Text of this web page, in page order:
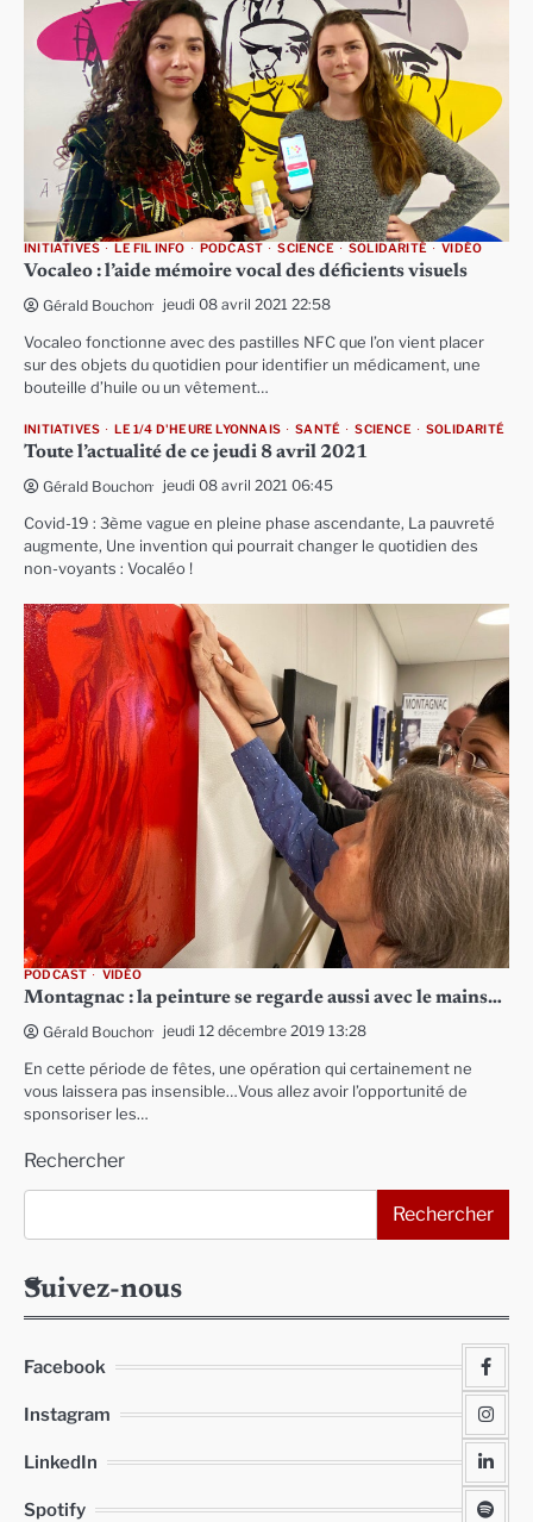
INITIATIVES LE FIL INFO PODCAST SCIENCE SOLIDARITÉ VIDÉO
Vocaleo : l’aide mémoire vocal des déficients visuels
Gérald Bouchon jeudi 08 avril 2021 22:58
Vocaleo fonctionne avec des pastilles NFC que l’on vient placer
sur des objets du quotidien pour identifier un médicament, une
bouteille d’huile ou un vêtement…
INITIATIVES LE 1/4 D'HEURE LYONNAIS SANTÉ SCIENCE SOLIDARITÉ
Toute l’actualité de ce jeudi 8 avril 2021
Gérald Bouchon jeudi 08 avril 2021 06:45
Covid-19 : 3ème vague en pleine phase ascendante, La pauvreté
augmente, Une invention qui pourrait changer le quotidien des
non-voyants : Vocaléo !
PODCAST VIDÉO
Montagnac : la peinture se regarde aussi avec le mains…
Gérald Bouchon jeudi 12 décembre 2019 13:28
En cette période de fêtes, une opération qui certainement ne
vous laissera pas insensible…Vous allez avoir l’opportunité de
sponsoriser les…
Rechercher
Rechercher
Suivez-nous
Facebook
Instagram
LinkedIn
Spotify